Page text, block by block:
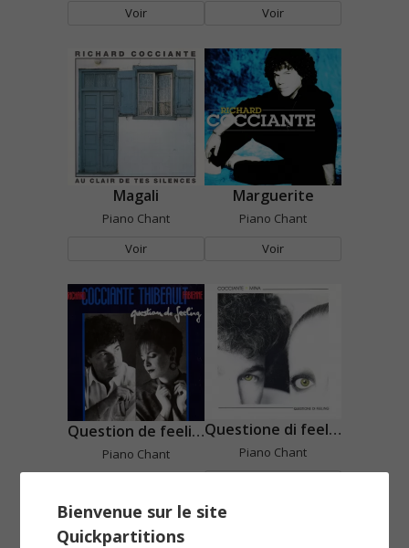
Voir
Voir
Magali
Piano Chant
Voir
Marguerite
Piano Chant
Voir
Question de feeling
Piano Chant
Questione di feeling
Piano Chant
Bienvenue sur le site
Quickpartitions